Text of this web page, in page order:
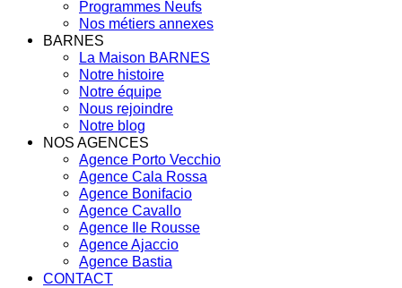
Programmes Neufs
Nos métiers annexes
BARNES
La Maison BARNES
Notre histoire
Notre équipe
Nous rejoindre
Notre blog
NOS AGENCES
Agence Porto Vecchio
Agence Cala Rossa
Agence Bonifacio
Agence Cavallo
Agence Ile Rousse
Agence Ajaccio
Agence Bastia
CONTACT